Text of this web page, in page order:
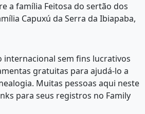
a família Feitosa do sertão dos
Capuxú da Serra da Ibiapaba,
internacional sem fins lucrativos
gratuitas para ajudá-lo a
Muitas pessoas aqui neste
para seus registros no Family